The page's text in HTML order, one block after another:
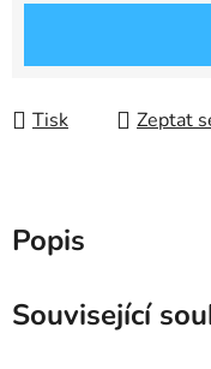
Tisk Zeptat
Popis
Související